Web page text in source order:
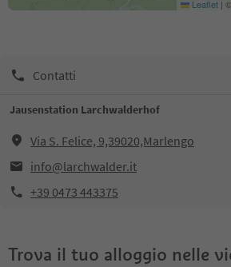
Leaflet | ©
Contatti
Jausenstation Larchwalderhof
Via S. Felice, 9,39020,Marlengo
info@larchwalder.it
+39 0473 443375
Trova il tuo alloggio nelle